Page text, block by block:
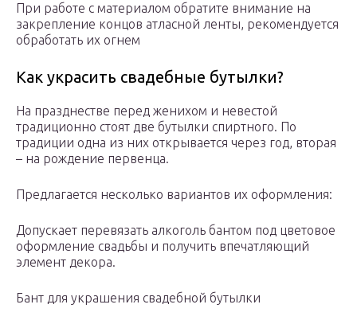
При работе с материалом обратите внимание на
закрепление концов атласной ленты, рекомендуется
обработать их огнем
Как украсить свадебные бутылки?
На празднестве перед женихом и невестой
традиционно стоят две бутылки спиртного. По
традиции одна из них открывается через год, вторая
– на рождение первенца.
Предлагается несколько вариантов их оформления:
Допускает перевязать алкоголь бантом под цветовое
оформление свадьбы и получить впечатляющий
элемент декора.
Бант для украшения свадебной бутылки